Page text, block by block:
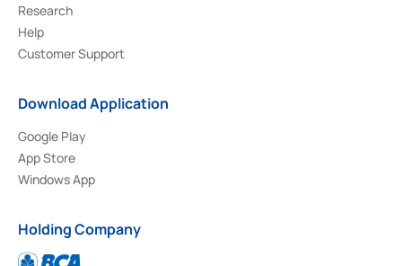
Research
Help
Customer Support
Download Application
Google Play
App Store
Windows App
Holding Company